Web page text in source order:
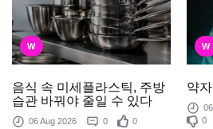
W
음식 속 미세플라스틱, 주방
습관 바꿔야 줄일 수 있다
06 Aug 2026 0
0
W
약
0